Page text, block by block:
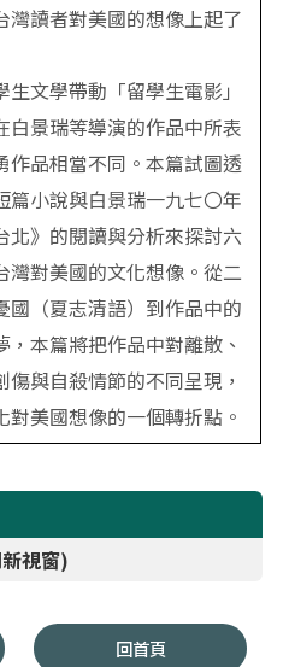
灣讀者對美國的想像上起了
文學帶動「留學生電影」
白景瑞等導演的作品中所表
作品相當不同。本篇試圖透
篇小說與白景瑞一九七〇年
北》的閱讀與分析來探討六
灣對美國的文化想像。從二
國（夏志清語）到作品中的
，本篇將把作品中對離散、
與自殺情節的不同呈現，
對美國想像的一個轉折點。
視窗)
回首頁